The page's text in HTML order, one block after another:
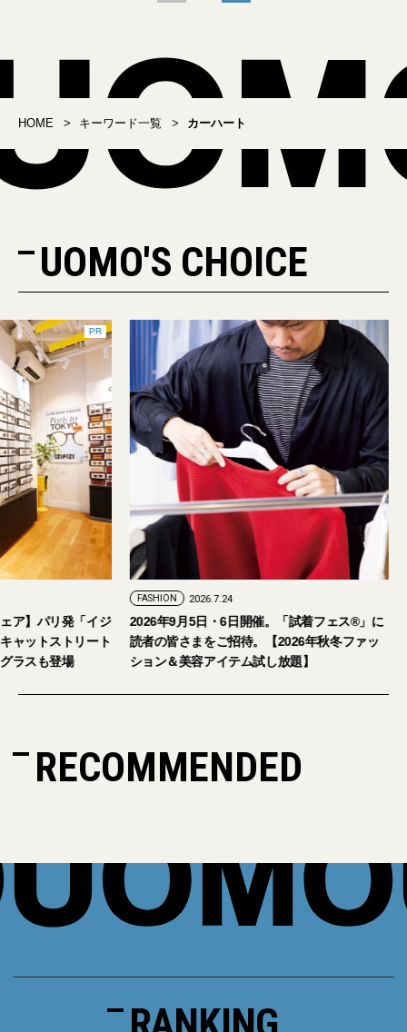
HOME キーワード一覧 カーハート
UOMO'S CHOICE
PR
ア】パリ発「イジ
ャットストリート
ラスも登場
FASHION 2026.7.24
2026年9月5日・6日開催。「試着フェス®︎」に
読者の皆さまをご招待。【2026年秋冬ファッ
ション＆美容アイテム試し放題】
RECOMMENDED